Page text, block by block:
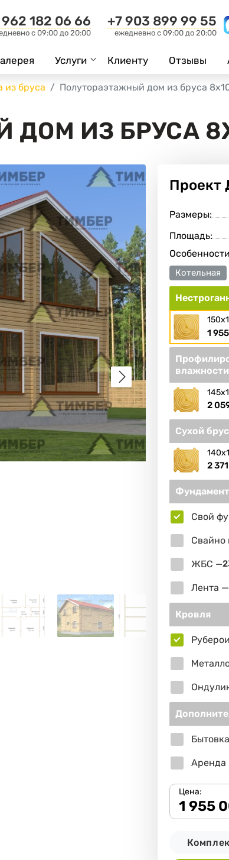
962 182 06 66
c 09:00 до 20:00
+7 903 899 99 55
ежедневно c 09:00 до 20:00
Услуги Клиенту Отзывы
из бруса Полутораэтажный дом из бруса
ИЗ БРУСА
Проект
Размеры:
Площадь:
Котельная
1
влажности
2
Сухой
2
Фундамент
Свой
Свайно
ЖБС —
Лента —
Кровля
Аренда
Цена:
1 955